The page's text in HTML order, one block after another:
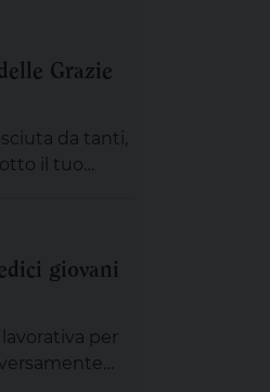
Grazie
da tanti,
il tuo
della
di
segnato da
giovani
per